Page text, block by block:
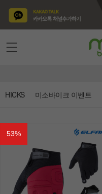
HICKS 미소바이크 이벤트
53%